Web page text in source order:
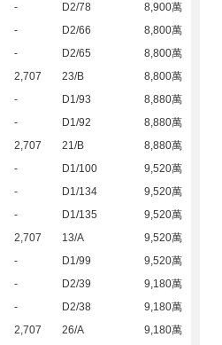
- D2/78
8,900萬
- D2/66
8,800萬
- D2/65
8,800萬
2,707 23/B
8,800萬
- D1/93
8,880萬
- D1/92
8,880萬
2,707 21/B
8,880萬
- D1/100
9,520萬
- D1/134
9,520萬
- D1/135
9,520萬
2,707 13/A
9,520萬
- D1/99
9,520萬
- D2/39
9,180萬
- D2/38
9,180萬
2,707 26/A 9,180萬